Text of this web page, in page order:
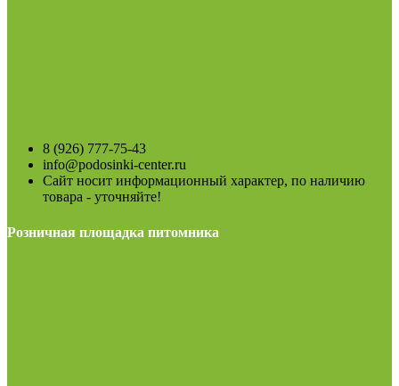
8 (926) 777-75-43
info@podosinki-center.ru
Сайт носит информационный характер, по наличию
товара - уточняйте!
Розничная площадка питомника